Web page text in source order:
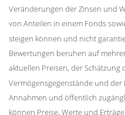
Veränderungen der Zinsen und
von Anteilen in einem Fonds
steigen können und nicht
Bewertungen beruhen auf
aktuellen Preisen, der
Vermögensgegenstände und
Annahmen und öffentlich
können Preise, Werte und